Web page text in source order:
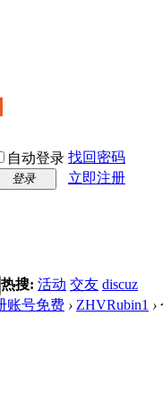
自动登录 找回密码
登录
立即注册
热搜: 活动 交友 discuz
账号免费 › ZHVRubin1 ›